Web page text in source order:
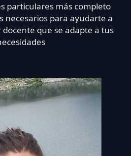
particulares más completo
necesarios para ayudarte a
que se adapte a tus